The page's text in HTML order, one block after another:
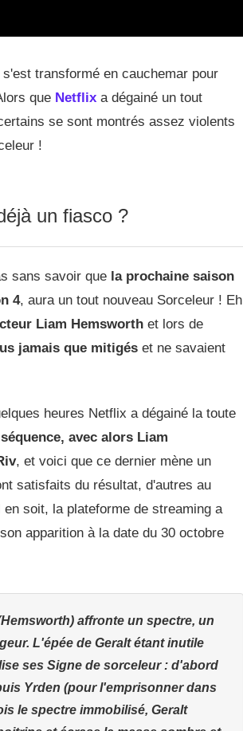
transformé en cauchemar pour
que Netflix a dégainé un tout
se sont montrés assez violents
!
un fiasco ?
sans savoir que la prochaine saison
4, aura un tout nouveau Sorceleur ! Eh
Liam Hemsworth et lors de
jamais que mitigés et ne savaient
heures Netflix a dégainé la toute
avec alors Liam
, et voici que ce dernier mène un
satisfaits du résultat, d'autres au
soit, la plateforme de streaming a
apparition à la date du 30 octobre
affronte un spectre, un
L'épée de Geralt étant inutile
ses Signe de sorceleur : d'abord
Yrden (pour l'emprisonner dans
le spectre immobilisé, Geralt